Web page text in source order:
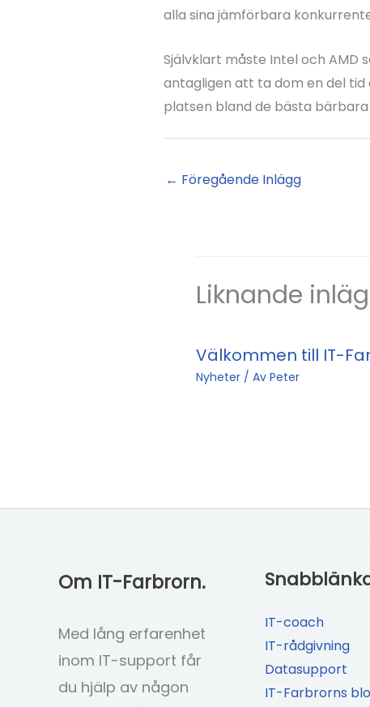
alla sina jämförbara
Självklart måste Intel och AMD
antagligen att ta dom en del
platsen bland de bästa
← Föregående Inlägg
Liknande
Välkommen till IT-
Nyheter / Av Peter
Om IT-Farbrorn.
Med lång erfarenhet
inom IT-support får
du hjälp av någon
IT-coach
IT-rådgivning
Datasupport
IT-Farbrorns